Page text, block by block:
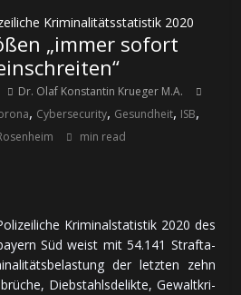
Kriminalitätsstatistik 2020
„immer sofort
Dr. Olaf Konstantin Krueger M.A.
, Cybersecurity, Gesundheit, ISB,
min read
Kri­mi­nal­sta­tis­tik 2020 des
Süd weist mit 54.141 Straf­ta­
der letz­ten zehn
Dieb­stahls­de­lik­te, Ge­walt­kri­